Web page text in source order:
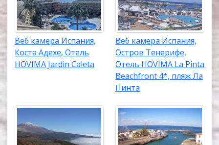
Веб камера Испания,
Коста Адехе, Отель
HOVIMA Jardin Caleta
Веб камера Испания,
Остров Тенерифе,
Отель HOVIMA La Pinta
Beachfront 4*, пляж Ла
Пинта